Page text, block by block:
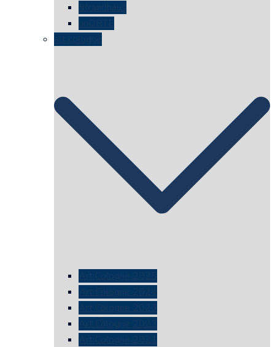
Strandhaus
unORTE
art cologne
Art Cologne 2025
Art Cologne 2024
Art Cologne 2023
Art Cologne 2022
Art Cologne 2021